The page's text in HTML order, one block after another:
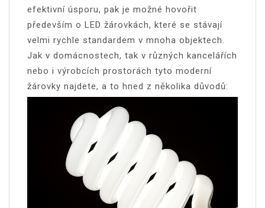
efektivní úsporu, pak je možné hovořit
především o LED žárovkách, které se stávají
velmi rychle standardem v mnoha objektech.
Jak v domácnostech, tak v různých kancelářích
nebo i výrobcích prostorách tyto moderní
žárovky najdete, a to hned z několika důvodů: